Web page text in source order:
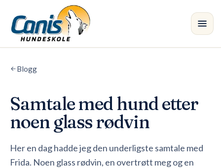
Skip to main content
Kurs
Avdelinger
Instruktører
Butikk
Blogg
Samtale med hund etter
noen glass rødvin
Her en dag hadde jeg den underligste samtale med
Frida. Noen glass rødvin, en overtrøtt meg og en